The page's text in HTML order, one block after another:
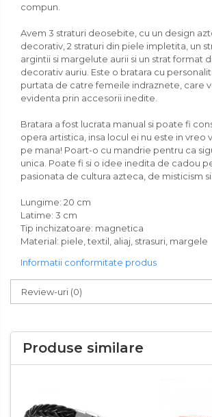
compun.
Avem 3 straturi deosebite, cu un design
decorativ, 2 straturi din piele impletita, un
argintii si margelute aurii si un strat format
decorativ auriu. Este o bratara cu
purtata de catre femeile indraznete, care
evidenta prin accesorii inedite.
Bratara a fost lucrata manual si poate fi
opera artistica, insa locul ei nu este in vreo
pe mana! Poart-o cu mandrie pentru ca
unica. Poate fi si o idee inedita de cadou
pasionata de cultura azteca, de misticism
Lungime: 20 cm
Latime: 3 cm
Tip inchizatoare: magnetica
Material: piele, textil, aliaj, strasuri, margele
Informatii conformitate produs
Review-uri (0)
Produse similare